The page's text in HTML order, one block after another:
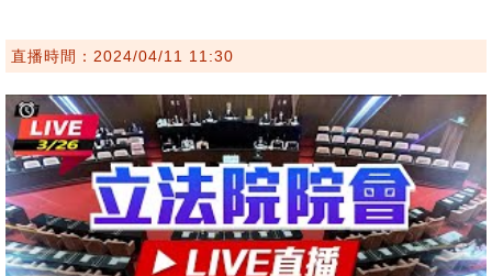
直播時間：2024/04/11 11:30